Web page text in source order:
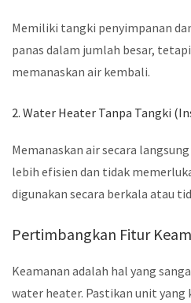
Memiliki tangki penyimpanan
panas dalam jumlah besar,
memanaskan air kembali.
2. Water Heater Tanpa Tangki
Memanaskan air secara
lebih efisien dan tidak
digunakan secara berkala atau
Pertimbangkan Fitur
Keamanan adalah hal yang
water heater. Pastikan unit